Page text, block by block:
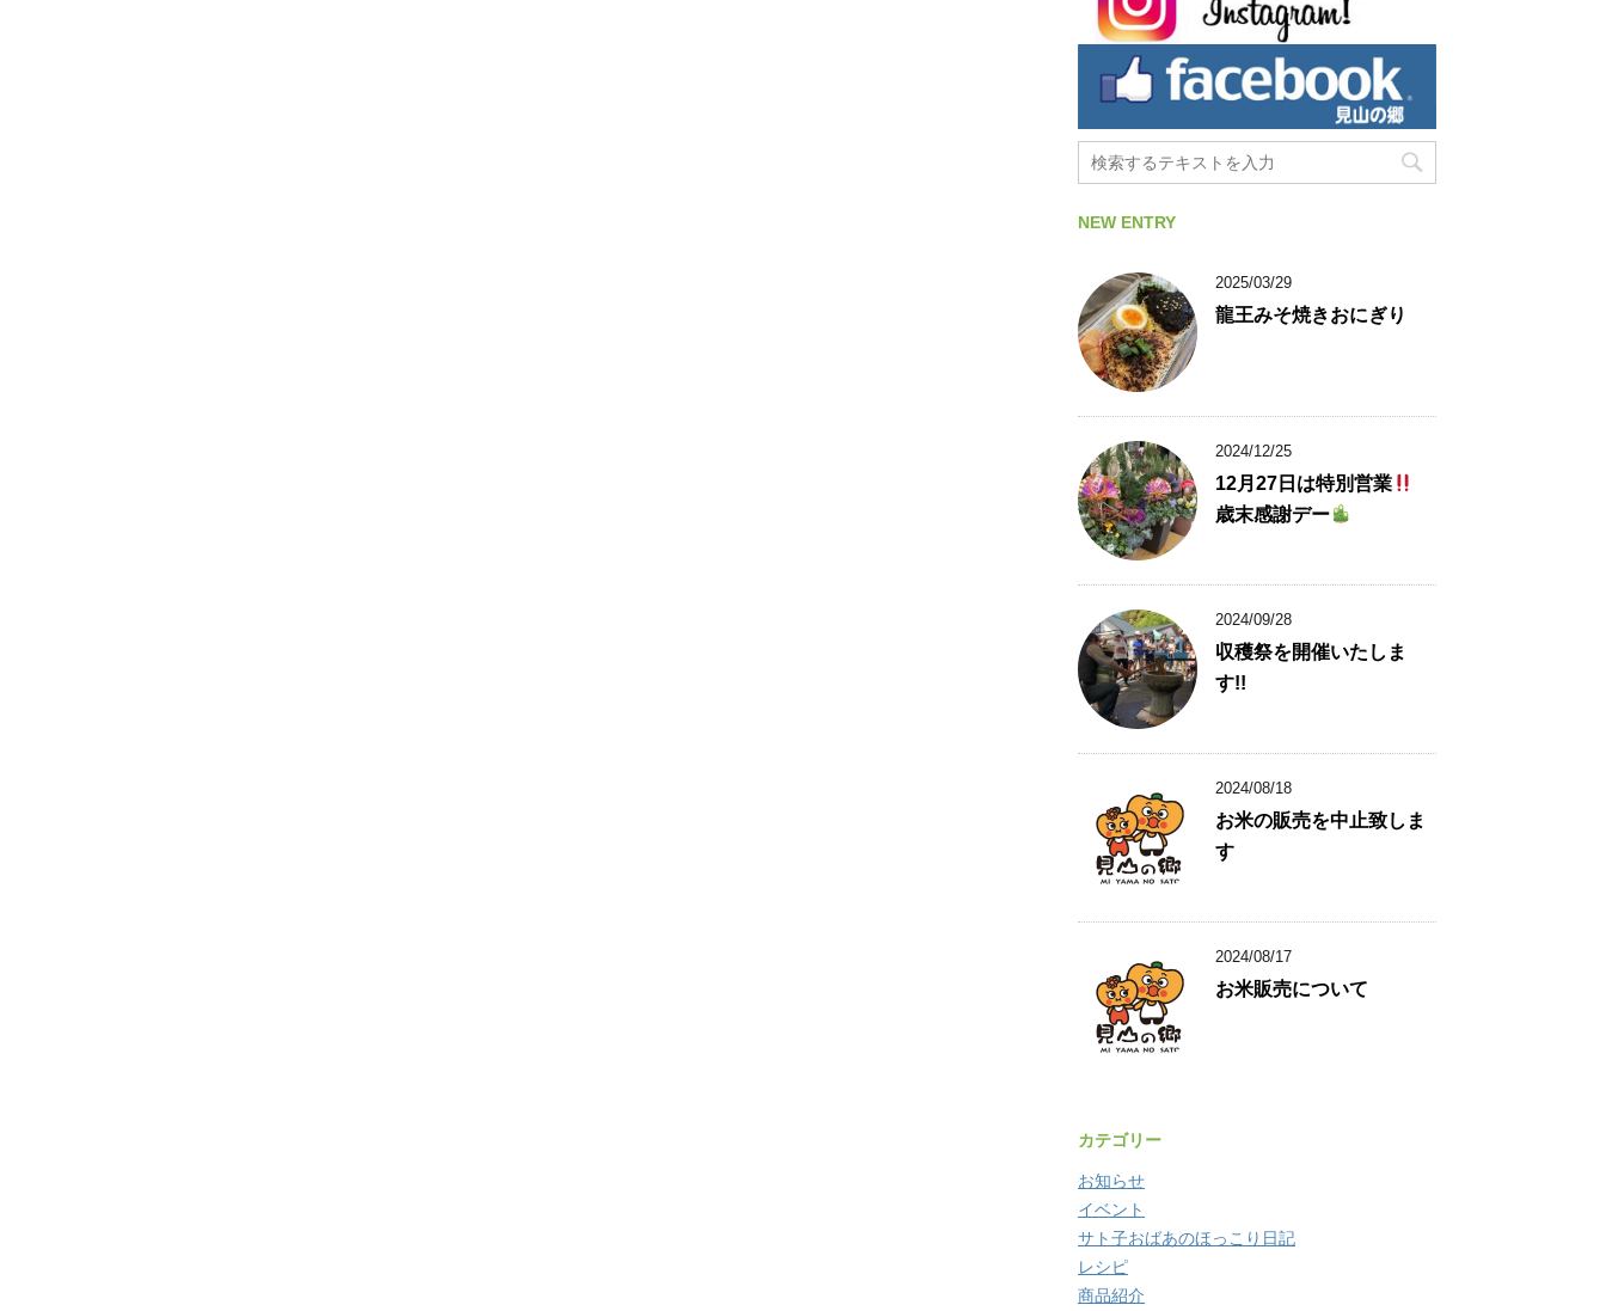
NEW ENTRY
2025/03/29
龍王みそ焼きおにぎり
2024/12/25
12月27日は特別営業
歳末感謝デー
2024/09/28
収穫祭を開催いたしま
す!!
2024/08/18
お米の販売を中止致しま
す
2024/08/17
お米販売について
カテゴリー
お知らせ
イベント
サト子おばあのほっこり日記
レシピ
商品紹介